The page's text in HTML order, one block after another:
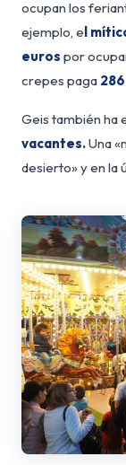
ocupan los
ejemplo, el
euros por
crepes paga
Geis también ha
vacantes.Una
desierto» y en la